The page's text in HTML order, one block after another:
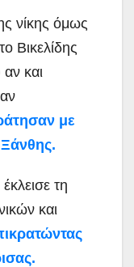
νίκης όμως
Βικελίδης
και
με
Ξάνθης.
τη
και